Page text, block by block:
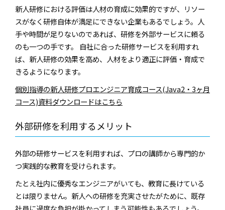
新人研修における評価は人材の育成に効果的ですが、リソー
スがなく研修自体が満足にできない企業もあるでしょう。人
手や時間が足りないのであれば、研修を外部サービスに頼る
のも一つの手です。 自社に合った研修サービスを利用すれ
ば、新人研修の効果を高め、人材をより適正に評価・育成で
きるようになります。
個別指導の新人研修プロエンジニア育成コース(Java2・3ヶ月
コース)資料ダウンロードはこちら
外部研修を利用するメリット
外部の研修サービスを利用すれば、プロの講師から専門的か
つ実践的な教育を受けられます。
たとえ社内に優秀なエンジニアがいても、教育に長けている
とは限りません。新人への研修を充実させたがために、既存